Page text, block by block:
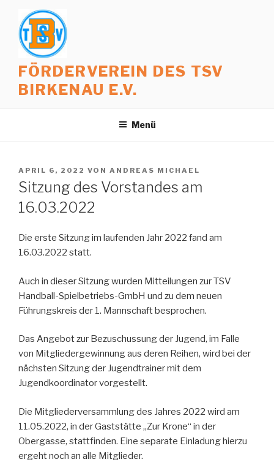
Inhalt
springen
FÖRDERVEREIN DES TSV
BIRKENAU E.V.
Menü
VERÖFFENTLICHT
AM
APRIL 6, 2022 VON ANDREAS MICHAEL
Sitzung des Vorstandes am
16.03.2022
Die erste Sitzung im laufenden Jahr 2022 fand am
16.03.2022 statt.
Auch in dieser Sitzung wurden Mitteilungen zur TSV
Handball-Spielbetriebs-GmbH und zu dem neuen
Führungskreis der 1. Mannschaft besprochen.
Das Angebot zur Bezuschussung der Jugend, im Falle
von Mitgliedergewinnung aus deren Reihen, wird bei der
nächsten Sitzung der Jugendtrainer mit dem
Jugendkoordinator vorgestellt.
Die Mitgliederversammlung des Jahres 2022 wird am
11.05.2022, in der Gaststätte „Zur Krone“ in der
Obergasse, stattfinden. Eine separate Einladung hierzu
ergeht noch an alle Mitglieder.